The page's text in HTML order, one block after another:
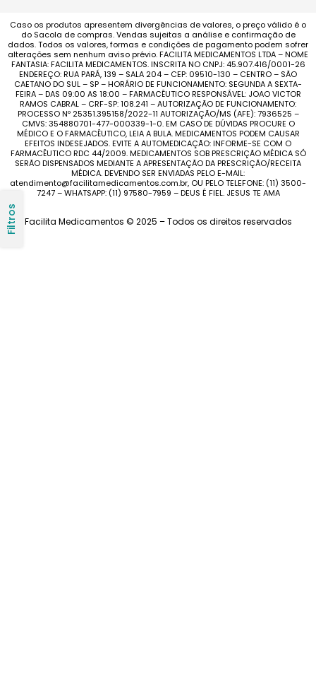
Filtros
Caso os produtos apresentem divergências de valores, o preço válido é o
do Sacola de compras. Vendas sujeitas a análise e confirmação de
dados. Todos os valores, formas e condições de pagamento podem sofrer
alterações sem nenhum aviso prévio. FACILITA MEDICAMENTOS LTDA – NOME
FANTASIA: FACILITA MEDICAMENTOS. INSCRITA NO CNPJ: 45.907.416/0001-26
ENDEREÇO: RUA PARÁ, 139 – SALA 204 – CEP: 09510-130 – CENTRO – SÃO
CAETANO DO SUL – SP – HORÁRIO DE FUNCIONAMENTO: SEGUNDA A SEXTA-
FEIRA – DAS 09:00 AS 18:00 – FARMACÊUTICO RESPONSÁVEL: JOAO VICTOR
RAMOS CABRAL – CRF-SP: 108.241 – AUTORIZAÇÃO DE FUNCIONAMENTO:
PROCESSO Nº 25351.395158/2022-11 AUTORIZAÇÃO/MS (AFE): 7936525 –
CMVS: 354880701-477-000339-1-0. EM CASO DE DÚVIDAS PROCURE O
MÉDICO E O FARMACÊUTICO, LEIA A BULA. MEDICAMENTOS PODEM CAUSAR
EFEITOS INDESEJADOS. EVITE A AUTOMEDICAÇÃO: INFORME-SE COM O
FARMACÊUTICO RDC 44/2009. MEDICAMENTOS SOB PRESCRIÇÃO MÉDICA SÓ
SERÃO DISPENSADOS MEDIANTE A APRESENTAÇÃO DA PRESCRIÇÃO/RECEITA
MÉDICA. DEVENDO SER ENVIADAS PELO E-MAIL:
atendimento@facilitamedicamentos.com.br, OU PELO TELEFONE: (11) 3500-
7247 – WHATSAPP: (11) 97580-7959 – DEUS É FIEL. JESUS TE AMA
Facilita Medicamentos © 2025 – Todos os direitos reservados